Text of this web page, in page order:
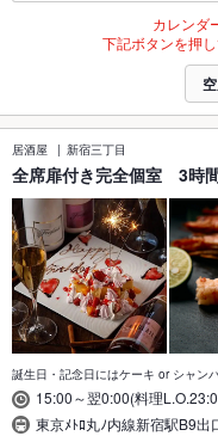
カレンダ
下記ボタンを押
居酒屋 新宿三丁目
全席扉付き完全個室 3時
誕生日・記念日にはケーキ or シャン
15:00～翌0:00(料理
東京ﾒﾄﾛ丸ﾉ内線新宿駅B9出